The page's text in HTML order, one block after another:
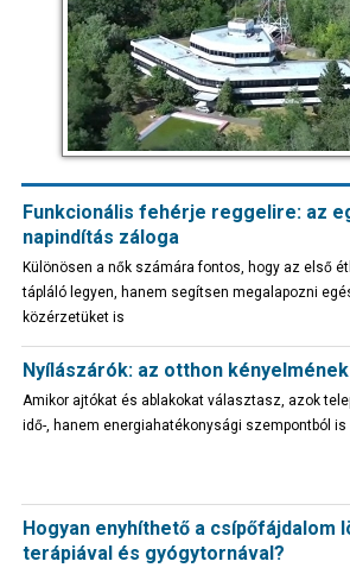
Funkcionális fehérje reggelire: az
napindítás záloga
Különösen a nők számára fontos, hogy az első
tápláló legyen, hanem segítsen megalapozni
közérzetüket is
Nyílászárók: az otthon
Amikor ajtókat és ablakokat választasz, azok
idő-, hanem energiahatékonysági szempontból
Hogyan enyhíthető a csípőfájdalom
terápiával és gyógytornával?